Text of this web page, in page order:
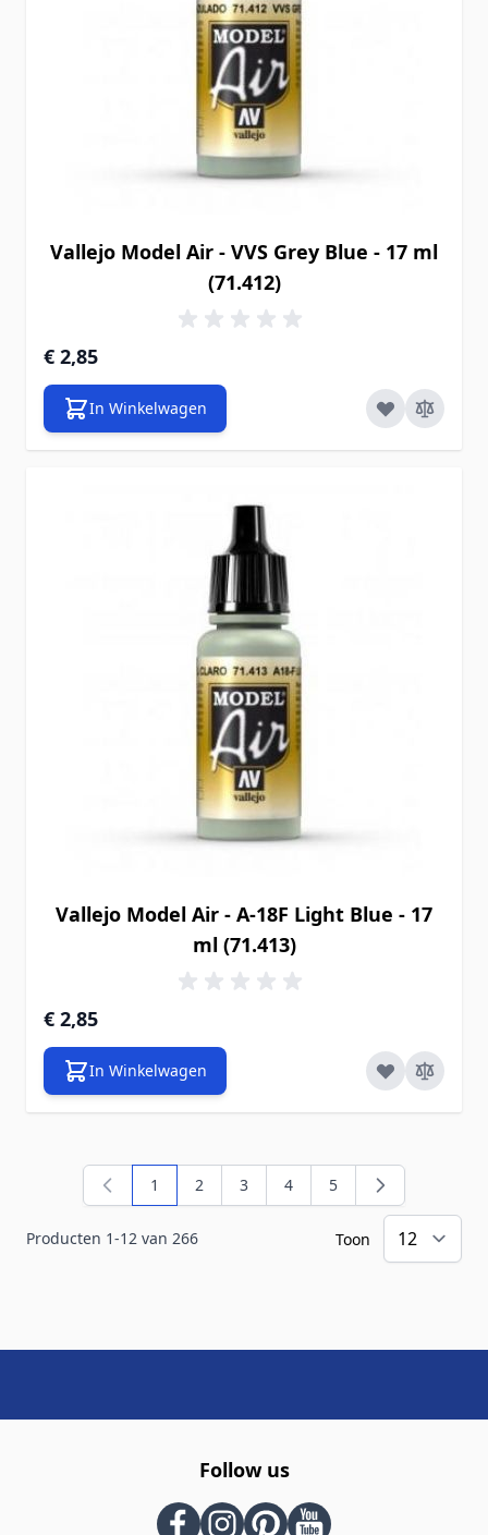
Vallejo Model Air - VVS Grey Blue - 17 ml
(71.412)
€ 2,85
In Winkelwagen
Vallejo Model Air - A-18F Light Blue - 17
ml (71.413)
€ 2,85
In Winkelwagen
Producten 1-12 van 266
U lees momenteel pagina
1 Pagina
2 Pagina
3 Pagina
4 Pagina
5
Toon
Follow us